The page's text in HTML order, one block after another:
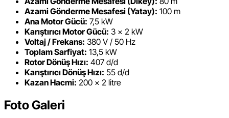
Azami Gönderme Mesafesi (Yatay): 100 m
Ana Motor Gücü: 7,5 kW
Karıştırıcı Motor Gücü: 3 × 2 kW
Voltaj / Frekans: 380 V / 50 Hz
Toplam Sarfiyat: 13,5 kW
Rotor Dönüş Hızı: 407 d/d
Karıştırıcı Dönüş Hızı: 55 d/d
Kazan Hacmi: 200 × 2 litre
Foto Galeri